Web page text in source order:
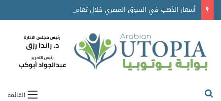
أسعار الذهب في السوق المصري خلال تعاملات اليوم
القائمة